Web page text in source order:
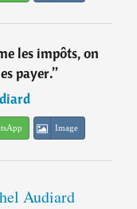
les impôts, on
payer.”
Image
Audiard